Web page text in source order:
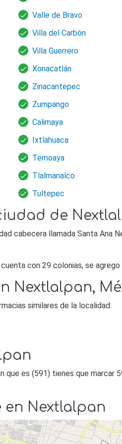
Valle de Bravo
Villa del Carbón
Villa Guerrero
Xonacatlán
Zinacantepec
Zumpango
Calimaya
Ixtlahuaca
Temoaya
Tlalmanalco
Tultepec
de
cabecera llamada Santa Ana
con 29 colonias, se agrego
Nextlalpan,
similares de la localidad:
es (591) tienes que marcar
Nextlalpan